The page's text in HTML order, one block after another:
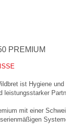
PREMIUM
ist Hygiene
leistungsstarker
mit einer